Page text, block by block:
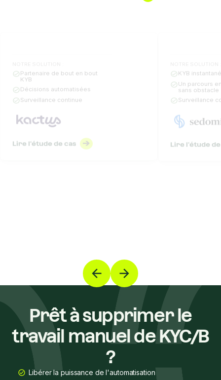
Partenaire de bout en bout
KYB
Décisions automatisées
Surveillance continue
Lire l'étude de cas
KYB
Un parcours
sans obstacle
Surveillance
Lire l'étude de
Prêt à supprimer le
travail manuel de KYC/B
?
Libérer la puissance de l'automatisation